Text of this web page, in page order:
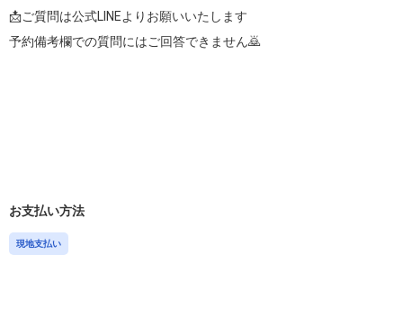
📩ご質問は公式LINEよりお願いいたします
予約備考欄での質問にはご回答できません🙇
お支払い方法
現地支払い